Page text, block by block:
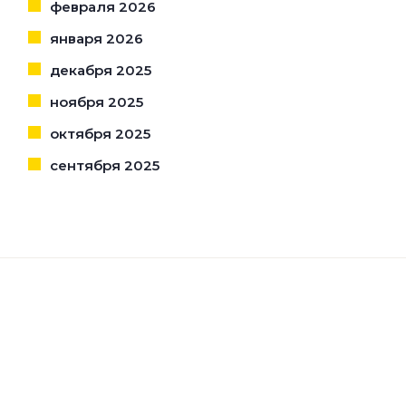
февраля 2026
января 2026
декабря 2025
ноября 2025
октября 2025
сентября 2025